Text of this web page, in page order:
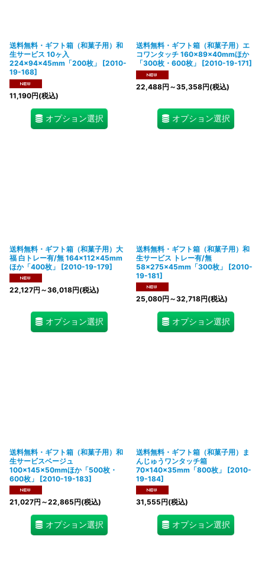
送料無料・ギフト箱（和菓子用）和
生サービス 10ヶ入
224×94×45mm「200枚」
[2010-
19-168]
11,190円(税込)
オプション選択
送料無料・ギフト箱（和菓子用）エ
コワンタッチ 160×89×40mmほか
「300枚・600枚」
[2010-19-171]
22,488円 ～35,358円(税込)
オプション選択
送料無料・ギフト箱（和菓子用）大
福 白トレー有/無 164×112×45mm
ほか「400枚」
[2010-19-179]
22,127円 ～36,018円(税込)
オプション選択
送料無料・ギフト箱（和菓子用）和
生サービス トレー有/無
58×275×45mm「300枚」
[2010-
19-181]
25,080円 ～32,718円(税込)
オプション選択
送料無料・ギフト箱（和菓子用）和
生サービスベージュ
100×145×50mmほか「500枚・
600枚」
[2010-19-183]
21,027円 ～22,865円(税込)
オプション選択
送料無料・ギフト箱（和菓子用）ま
んじゅうワンタッチ箱
70×140×35mm「800枚」
[2010-
19-184]
31,555円(税込)
オプション選択